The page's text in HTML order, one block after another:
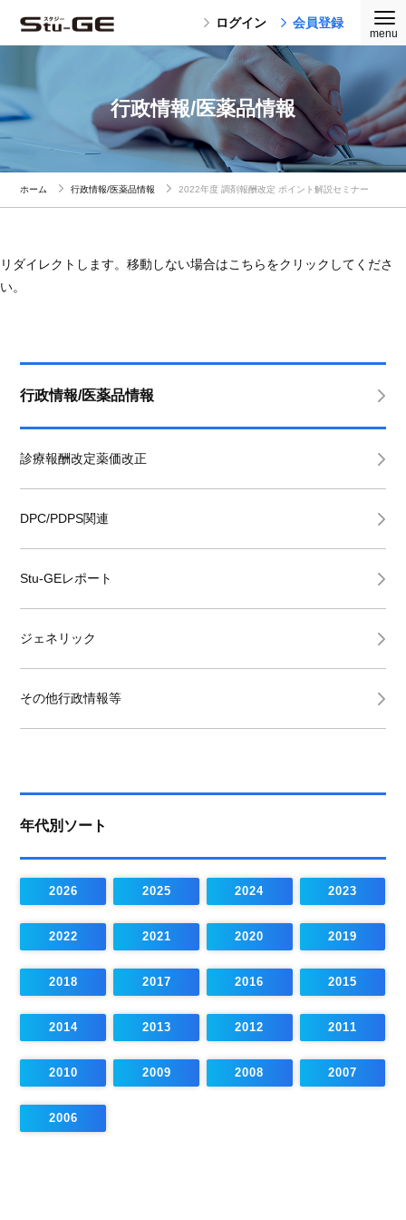
ログイン 会員登録
行政情報/医薬品情報
ホーム 行政情報/医薬品情報 2022年度 調剤報酬改定 ポイント解説セミナー
リダイレクトします。移動しない場合はこちらをクリックしてくださ
い。
行政情報/医薬品情報
診療報酬改定薬価改正
DPC/PDPS関連
Stu-GEレポート
ジェネリック
その他行政情報等
年代別ソート
2026 2025 2024 2023
2022 2021 2020 2019
2018 2017 2016 2015
2014 2013 2012 2011
2010 2009 2008 2007
2006